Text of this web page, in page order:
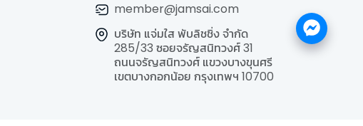
member@jamsai.com
บริษัท แจ่มใส พับลิชชิ่ง จำกัด
285/33 ซอยจรัญสนิทวงศ์ 31
ถนนจรัญสนิทวงศ์ แขวงบางขุนศรี
เขตบางกอกน้อย กรุงเทพฯ 10700